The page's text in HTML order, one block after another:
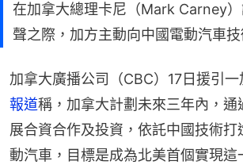
在加拿大總理卡尼（Mark Carney
聲之際，加方主動向中國電動汽車技
加拿大廣播公司（CBC）17日援引
報道稱，加拿大計劃未來三年內，通
展合資合作及投資，依託中國技術打
動汽車，目標是成為北美首個實現這